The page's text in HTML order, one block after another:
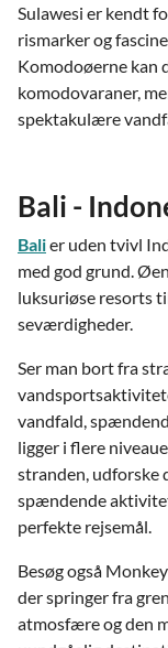
Sulawesi er kendt
rismarker og
Komodoøerne kan
komodovaraner,
spektakulære
Bali -
Balier uden tvivl
med god grund.
luksuriøse resorts
seværdigheder.
Ser man bort fra
vandfald,
ligger i flere
stranden, udforske
spændende
perfekte rejsemål.
Besøg også
der springer fra
atmosfære og den